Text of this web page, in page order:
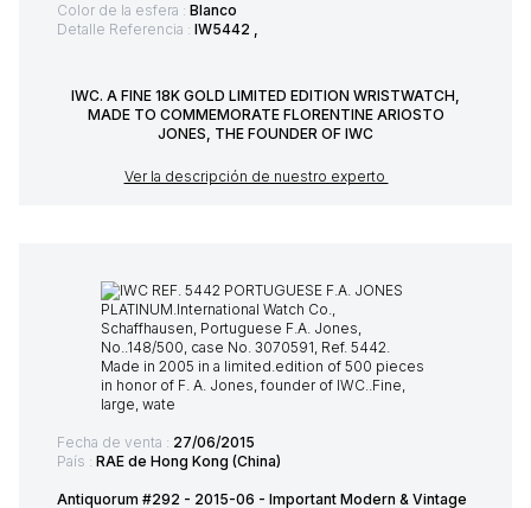
Color de la esfera : Blanco
Detalle Referencia : IW5442 ,
IWC. A FINE 18K GOLD LIMITED EDITION WRISTWATCH,
MADE TO COMMEMORATE FLORENTINE ARIOSTO
JONES, THE FOUNDER OF IWC
Ver la descripción de nuestro experto
Fecha de venta : 27/06/2015
País : RAE de Hong Kong (China)
Antiquorum #292 - 2015-06 - Important Modern & Vintage